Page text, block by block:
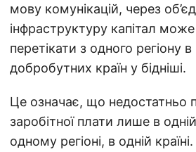
мову комунікацій, через
інфраструктуру капітал
перетікати з одного регіону
добробутних країн у бідніші.
Це означає, що недостатньо
заробітної плати лише в
одному регіоні, в одній